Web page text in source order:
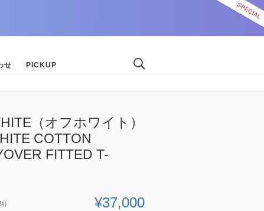
せ PICKUP
（オフホワイト）
COTTON
FITTED T-
） ¥37,000